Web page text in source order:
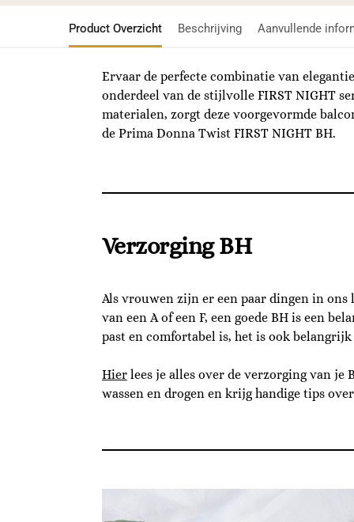
Product Overzicht Beschrijving Aanvullende
Ervaar de perfecte combinatie van
onderdeel van de stijlvolle FIRST NIGHT
materialen, zorgt deze voorgevormde
de Prima Donna Twist FIRST NIGHT BH.
Verzorging BH
Als vrouwen zijn er een paar dingen in ons
van een A of een F, een goede BH is een
past en comfortabel is, het is ook belangrijk
Hierlees je alles over de verzorging van je
wassen en drogen en krijg handige tips